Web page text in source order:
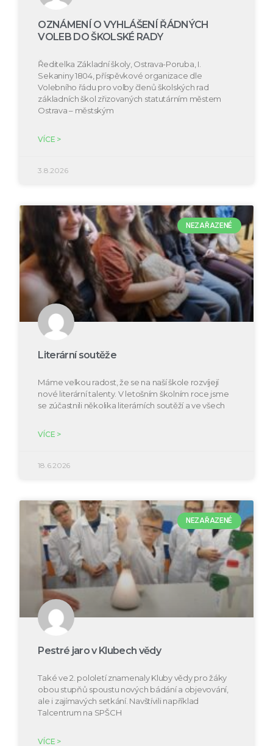
OZNÁMENÍ O VYHLÁŠENÍ ŘÁDNÝCH
VOLEB DO ŠKOLSKÉ RADY
Ředitelka Základní školy, Ostrava-Poruba, I.
Sekaniny 1804, příspěvkové organizace dle
Volebního řádu pro volby členů školských rad
základních škol zřizovaných statutárním městem
Ostrava – městským
VÍCE >
3.8.2026
NEZAŘAZENÉ
Literární soutěže
Máme velkou radost, že se na naší škole rozvíjejí
nové literární talenty. V letošním školním roce jsme
se zúčastnili několika literárních soutěží a ve všech
VÍCE >
18.6.2026
NEZAŘAZENÉ
Pestré jaro v Klubech vědy
Také ve 2. pololetí znamenaly Kluby vědy pro žáky
obou stupňů spoustu nových bádání a objevování,
ale i zajímavých setkání. Navštívili například
Talcentrum na SPŠCH
VÍCE >